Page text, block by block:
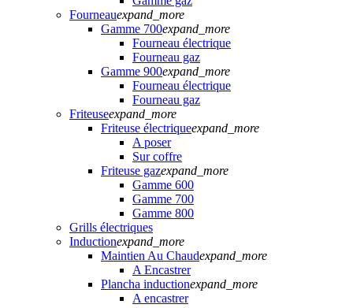
Fourneauexpand_more
Gamme 700expand_more
Fourneau électrique
Fourneau gaz
Gamme 900expand_more
Fourneau électrique
Fourneau gaz
Friteuseexpand_more
Friteuse électriqueexpand_more
A poser
Sur coffre
Friteuse gazexpand_more
Gamme 600
Gamme 700
Gamme 800
Grills électriques
Inductionexpand_more
Maintien Au Chaudexpand_more
A Encastrer
Plancha inductionexpand_more
A encastrer